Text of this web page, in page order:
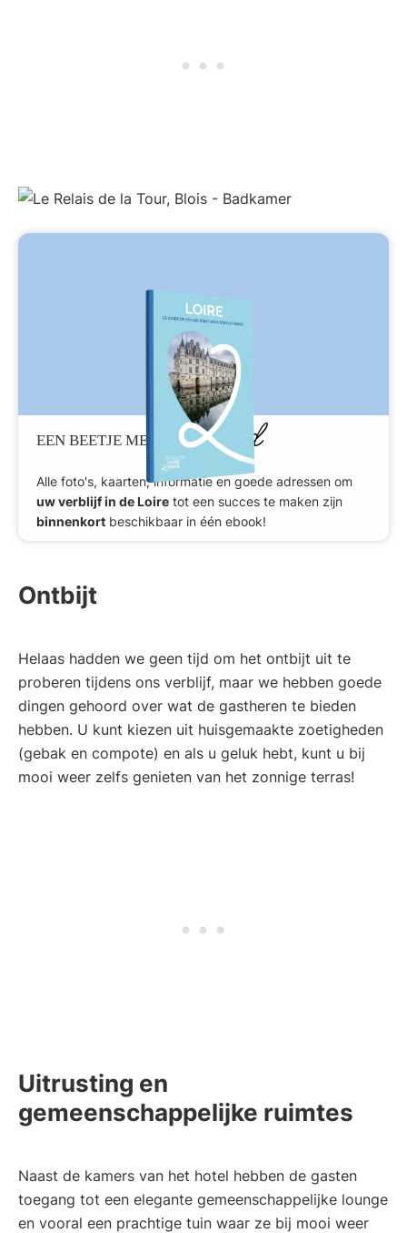
EEN BEETJE MEER Geduld
Alle foto's, kaarten, informatie en goede adressen om
uw verblijf in de Loire tot een succes te maken zijn
binnenkort beschikbaar in één ebook!
Ontbijt
Helaas hadden we geen tijd om het ontbijt uit te
proberen tijdens ons verblijf, maar we hebben goede
dingen gehoord over wat de gastheren te bieden
hebben. U kunt kiezen uit huisgemaakte zoetigheden
(gebak en compote) en als u geluk hebt, kunt u bij
mooi weer zelfs genieten van het zonnige terras!
Uitrusting en
gemeenschappelijke ruimtes
Naast de kamers van het hotel hebben de gasten
toegang tot een elegante gemeenschappelijke lounge
en vooral een prachtige tuin waar ze bij mooi weer